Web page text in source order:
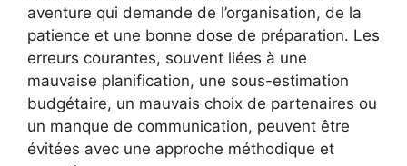
aventure qui demande de l’organisation, de la
patience et une bonne dose de préparation. Les
erreurs courantes, souvent liées à une
mauvaise planification, une sous-estimation
budgétaire, un mauvais choix de partenaires ou
un manque de communication, peuvent être
évitées avec une approche méthodique et